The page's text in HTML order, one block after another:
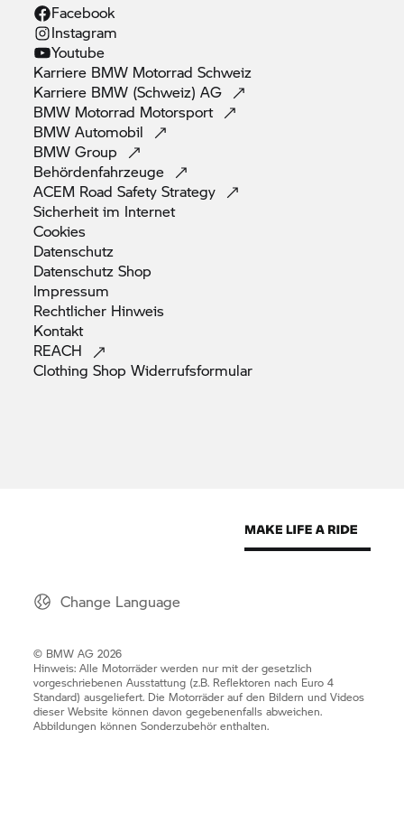
Facebook
Instagram
Youtube
Karriere BMW Motorrad Schweiz
Karriere BMW (Schweiz)AG
BMW Motorrad Motorsport
BMWAutomobil
BMWGroup
Behördenfahrzeuge
ACEM Road SafetyStrategy
Sicherheit im Internet
Cookies
Datenschutz
DatenschutzShop
Impressum
Rechtlicher Hinweis
Kontakt
REACH
Clothing ShopWiderrufsformular
Change Language
© BMW AG 2026
Hinweis: Alle Motorräder werden nur mit der gesetzlich
vorgeschriebenen Ausstattung (z.B. Reflektoren nach Euro 4
Standard) ausgeliefert. Die Motorräder auf den Bildern und Videos
dieser Website können davon gegebenenfalls abweichen.
Abbildungen können Sonderzubehör enthalten.